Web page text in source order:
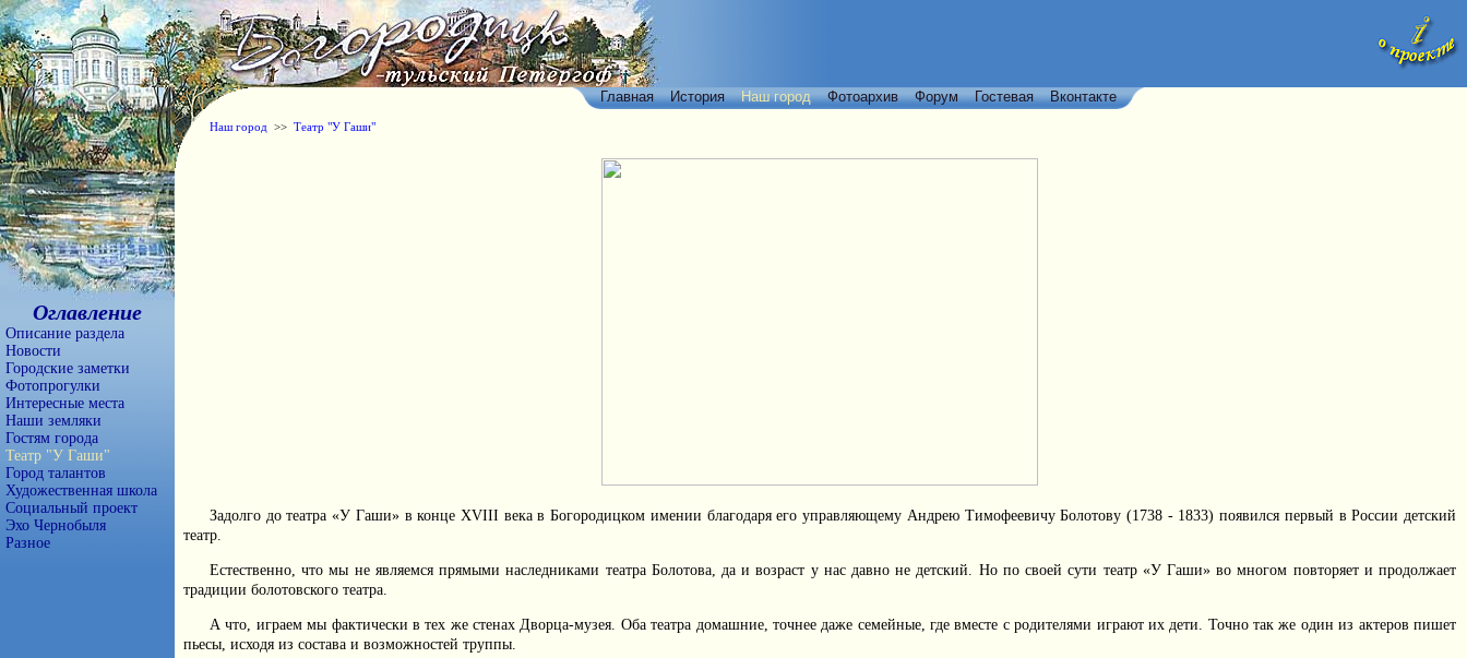
Оглавление
Описание раздела
Новости
Городские заметки
Фотопрогулки
Интересные места
Наши земляки
Гостям города
Театр "У Гаши"
Город талантов
Художественная школа
Социальный проект
Эхо Чернобыля
Разное
Главная История Наш город Фотоархив Форум Гостевая Вконтакте
Наш город >> Театр "У Гаши"
Задолго до театра «У Гаши» в конце XVIII века в Богородицком имении благодаря его управляющему Андрею Тимофеевичу Болотову (1738 - 1833) появился первый в России детский
театр.
Естественно, что мы не являемся прямыми наследниками театра Болотова, да и возраст у нас давно не детский. Но по своей сути театр «У Гаши» во многом повторяет и продолжает
традиции болотовского театра.
А что, играем мы фактически в тех же стенах Дворца-музея. Оба театра домашние, точнее даже семейные, где вместе с родителями играют их дети. Точно так же один из актеров пишет
пьесы, исходя из состава и возможностей труппы.